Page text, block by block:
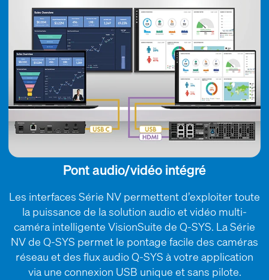
Pont audio/vidéo intégré
Les interfaces Série NV permettent d’exploiter toute
la puissance de la solution audio et vidéo multi-
caméra intelligente VisionSuite de Q-SYS. La Série
NV de Q-SYS permet le pontage facile des caméras
réseau et des flux audio Q-SYS à votre application
via une connexion USB unique et sans pilote.